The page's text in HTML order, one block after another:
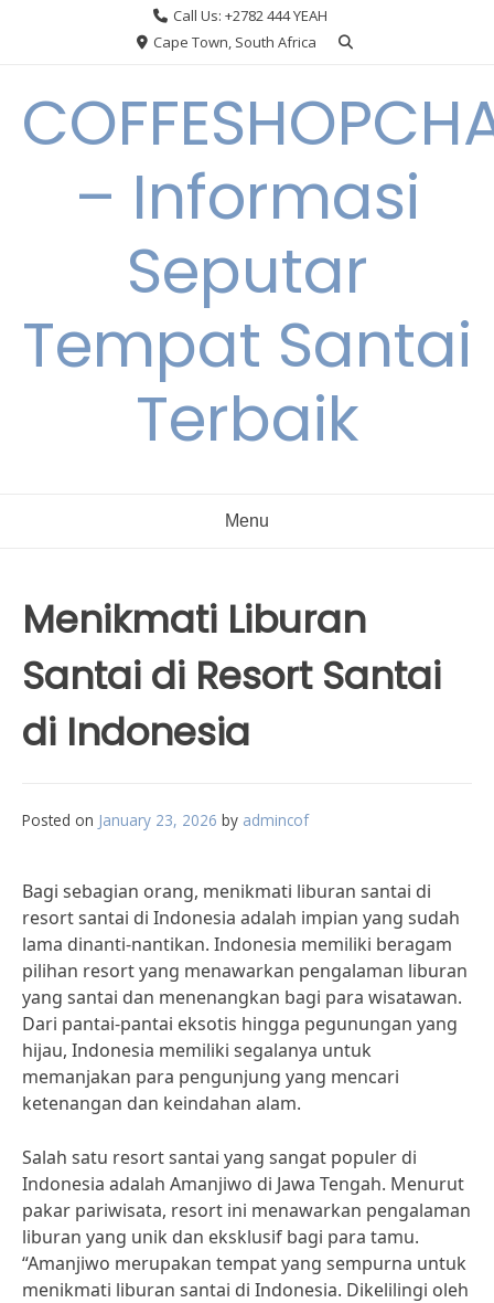
Call Us: +2782 444 YEAH
Cape Town, South Africa
– Informasi
Seputar
Tempat Santai
Terbaik
Menu
Menikmati Liburan
Santai di Resort Santai
di Indonesia
Posted on January 23, 2026 by admincof
Bagi sebagian orang, menikmati liburan santai di
resort santai di Indonesia adalah impian yang sudah
lama dinanti-nantikan. Indonesia memiliki beragam
pilihan resort yang menawarkan pengalaman liburan
yang santai dan menenangkan bagi para wisatawan.
Dari pantai-pantai eksotis hingga pegunungan yang
hijau, Indonesia memiliki segalanya untuk
memanjakan para pengunjung yang mencari
ketenangan dan keindahan alam.
Salah satu resort santai yang sangat populer di
Indonesia adalah Amanjiwo di Jawa Tengah. Menurut
pakar pariwisata, resort ini menawarkan pengalaman
liburan yang unik dan eksklusif bagi para tamu.
“Amanjiwo merupakan tempat yang sempurna untuk
menikmati liburan santai di Indonesia. Dikelilingi oleh